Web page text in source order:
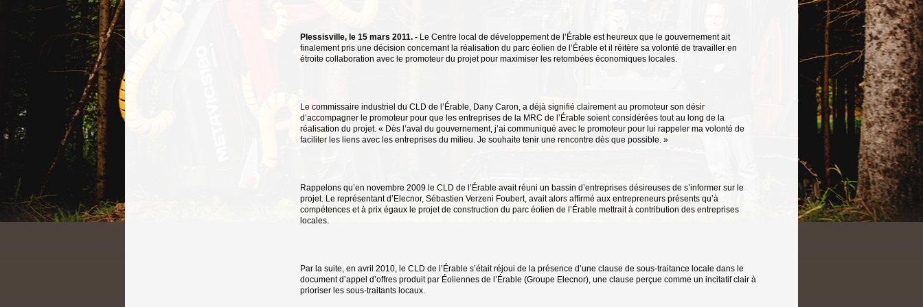
Plessisville, le 15 mars 2011. - Le Centre local de développement de l’Érable est heureux que le gouvernement ait
finalement pris une décision concernant la réalisation du parc éolien de l’Érable et il réitère sa volonté de travailler en
étroite collaboration avec le promoteur du projet pour maximiser les retombées économiques locales.
Le commissaire industriel du CLD de l’Érable, Dany Caron, a déjà signifié clairement au promoteur son désir
d’accompagner le promoteur pour que les entreprises de la MRC de l’Érable soient considérées tout au long de la
réalisation du projet. « Dès l’aval du gouvernement, j’ai communiqué avec le promoteur pour lui rappeler ma volonté de
faciliter les liens avec les entreprises du milieu. Je souhaite tenir une rencontre dès que possible. »
Rappelons qu’en novembre 2009 le CLD de l’Érable avait réuni un bassin d’entreprises désireuses de s’informer sur le
projet. Le représentant d’Elecnor, Sébastien Verzeni Foubert, avait alors affirmé aux entrepreneurs présents qu’à
compétences et à prix égaux le projet de construction du parc éolien de l’Érable mettrait à contribution des entreprises
locales.
Par la suite, en avril 2010, le CLD de l’Érable s’était réjoui de la présence d’une clause de sous-traitance locale dans le
document d’appel d’offres produit par Éoliennes de l’Érable (Groupe Elecnor), une clause perçue comme un incitatif clair à
prioriser les sous-traitants locaux.